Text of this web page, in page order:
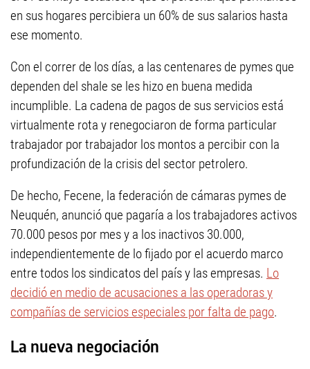
en sus hogares percibiera un 60% de sus salarios hasta
ese momento.
Con el correr de los días, a las centenares de pymes que
dependen del shale se les hizo en buena medida
incumplible. La cadena de pagos de sus servicios está
virtualmente rota y renegociaron de forma particular
trabajador por trabajador los montos a percibir con la
profundización de la crisis del sector petrolero.
De hecho, Fecene, la federación de cámaras pymes de
Neuquén, anunció que pagaría a los trabajadores activos
70.000 pesos por mes y a los inactivos 30.000,
independientemente de lo fijado por el acuerdo marco
entre todos los sindicatos del país y las empresas. Lo
decidió en medio de acusaciones a las operadoras y
compañías de servicios especiales por falta de pago.
La nueva negociación